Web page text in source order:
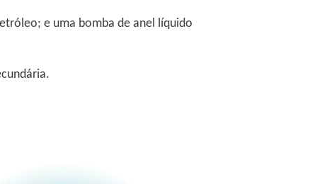
e uma bomba de anel líquido